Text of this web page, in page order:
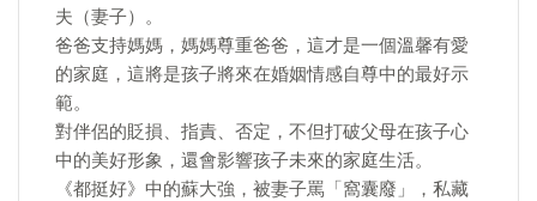
夫（妻子）。
爸爸支持媽媽，媽媽尊重爸爸，這才是一個溫馨有愛
的家庭，這將是孩子將來在婚姻情感自尊中的最好示
範。
對伴侶的貶損、指責、否定，不但打破父母在孩子心
中的美好形象，還會影響孩子未來的家庭生活。
《都挺好》中的蘇大強，被妻子罵「窩囊廢」，私藏